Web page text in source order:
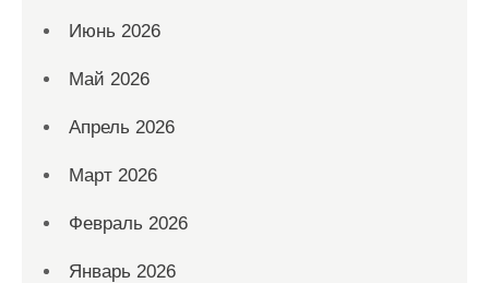
Июнь 2026
Май 2026
Апрель 2026
Март 2026
Февраль 2026
Январь 2026